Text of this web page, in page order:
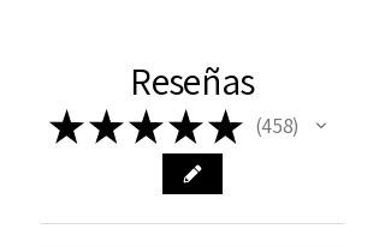
Reseñas
★★★★★ 458
458